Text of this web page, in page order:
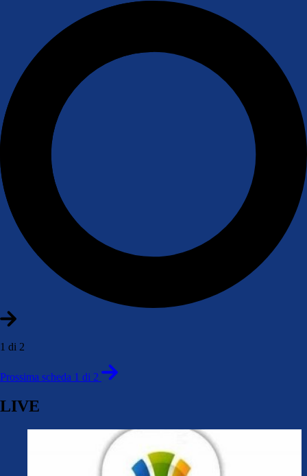
1 di 2
Prossima scheda 1 di 2
LIVE